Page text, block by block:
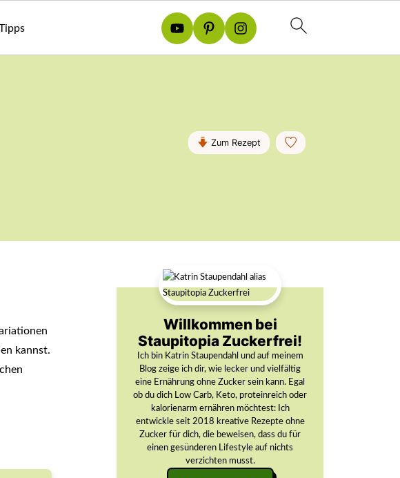
Zum Rezept
kannst.
Willkommen bei
Staupitopia Zuckerfrei!
Ich bin Katrin Staupendahl und auf meinem
Blog zeige ich dir, wie lecker und vielfältig
eine Ernährung ohne Zucker sein kann. Egal
ob du dich Low Carb, Keto, proteinreich oder
kalorienarm ernähren möchtest: Ich
entwickle seit 2018 kreative Rezepte ohne
Zucker für dich, die beweisen, dass du für
einen gesünderen Lifestyle auf nichts
verzichten musst.